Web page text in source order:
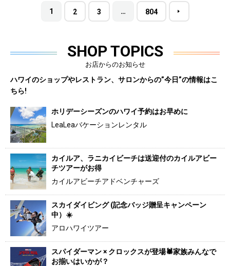
1 2 3 … 804
SHOP TOPICS
お店からのお知らせ
ハワイのショップやレストラン、サロンからの”今日”の情報はこ
ちら!
ホリデーシーズンのハワイ予約はお早めに
LeaLeaバケーションレンタル
カイルア、ラニカイビーチは送迎付のカイルアビー
チツアーがお得
カイルアビーチアドベンチャーズ
スカイダイビング (記念バッジ贈呈キャンペーン
中）☀️
アロハワイツアー
スパイダーマン × クロックスが登場🕷️家族みんなで
お揃いはいかが？